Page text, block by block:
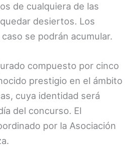
de cualquiera de las
desiertos. Los
se podrán acumular.
compuesto por cinco
prestigio en el ámbito
cuya identidad será
del concurso. El
por la Asociación